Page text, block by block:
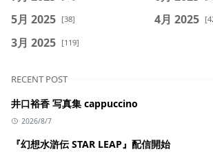
5月 2025 [38] 4月 2025
3月 2025 [119]
RECENT POST
井口裕香 写真集 cappuccino
2026/8/7
『幻想水滸伝 STAR LEAP』配信開始